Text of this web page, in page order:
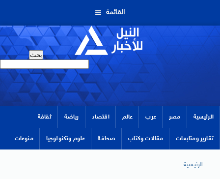
القائمة
الرئيسية مصر عرب عالم اقتصاد رياضة ثقافة
تقارير ومتابعات مقالات وكتاب صحافة علوم وتكنولوجيا منوعات
الرئيسية